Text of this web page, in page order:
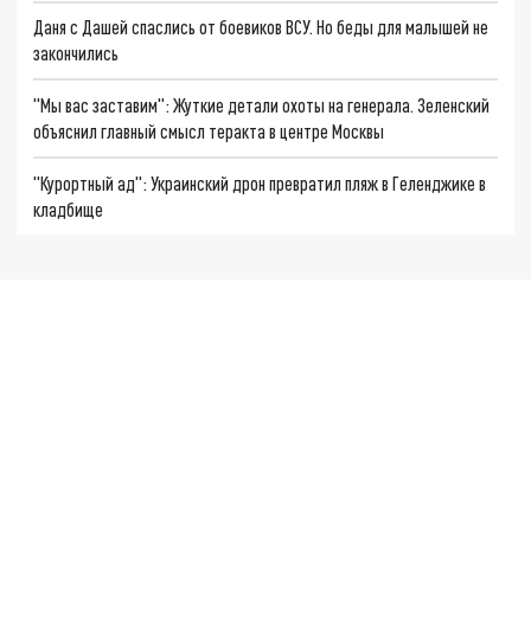
Даня с Дашей спаслись от боевиков ВСУ. Но беды для малышей не
закончились
"Мы вас заставим": Жуткие детали охоты на генерала. Зеленский
объяснил главный смысл теракта в центре Москвы
"Курортный ад": Украинский дрон превратил пляж в Геленджике в
кладбище